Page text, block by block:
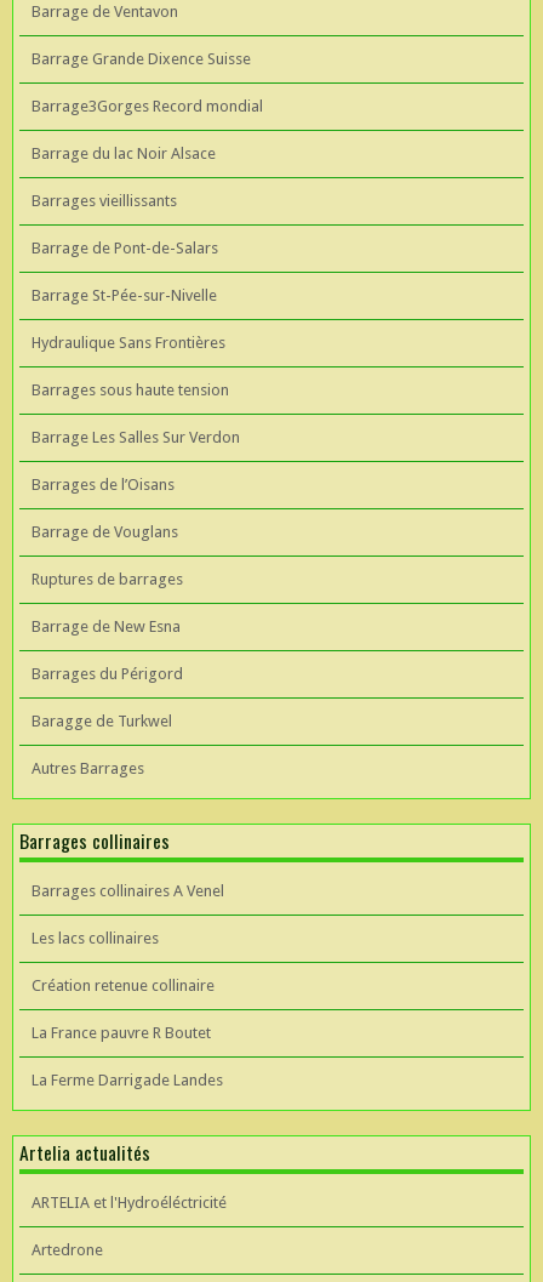
Barrage de Ventavon
Barrage Grande Dixence Suisse
Barrage3Gorges Record mondial
Barrage du lac Noir Alsace
Barrages vieillissants
Barrage de Pont-de-Salars
Barrage St-Pée-sur-Nivelle
Hydraulique Sans Frontières
Barrages sous haute tension
Barrage Les Salles Sur Verdon
Barrages de l’Oisans
Barrage de Vouglans
Ruptures de barrages
Barrage de New Esna
Barrages du Périgord
Baragge de Turkwel
Autres Barrages
Barrages collinaires
Barrages collinaires A Venel
Les lacs collinaires
Création retenue collinaire
La France pauvre R Boutet
La Ferme Darrigade Landes
Artelia actualités
ARTELIA et l'Hydroéléctricité
Artedrone